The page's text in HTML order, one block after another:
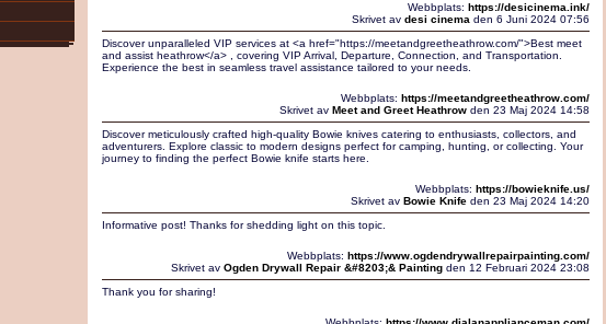
Webbplats: https://desicinema.ink/
Skrivet av desi cinema den 6 Juni 2024 07:56
Discover unparalleled VIP services at <a href="https://meetandgreetheathrow.com/">Best meet
and assist heathrow</a> , covering VIP Arrival, Departure, Connection, and Transportation.
Experience the best in seamless travel assistance tailored to your needs.
Webbplats: https://meetandgreetheathrow.com/
Skrivet av Meet and Greet Heathrowden 23 Maj 2024 14:58
Discover meticulously crafted high-quality Bowie knives catering to enthusiasts, collectors, and
adventurers. Explore classic to modern designs perfect for camping, hunting, or collecting. Your
journey to finding the perfect Bowie knife starts here.
Webbplats: https://bowieknife.us/
Skrivet av Bowie Knifeden 23 Maj 2024 14:20
Informative post! Thanks for shedding light on this topic.
Webbplats: https://www.ogdendrywallrepairpainting.com/
Skrivet av Ogden Drywall Repair &#8203;& Paintingden 12 Februari 2024 23:08
Thank you for sharing!